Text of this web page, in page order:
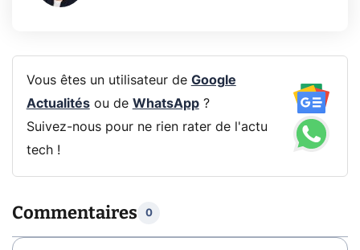
Vous êtes un utilisateur de Google
Actualitésou de WhatsApp?
Suivez-nous pour ne rien rater de l'actu
tech !
Commentaires 0